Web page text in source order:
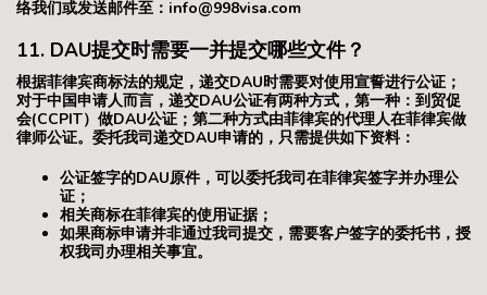
络我们或发送邮件至：info@998visa.com
11. DAU提交时需要一并提交哪些文件？
根据菲律宾商标法的规定，递交DAU时需要对使用宣誓进行公证；
对于中国申请人而言，递交DAU公证有两种方式，第一种：到贸促
会(CCPIT）做DAU公证；第二种方式由菲律宾的代理人在菲律宾做
律师公证。委托我司递交DAU申请的，只需提供如下资料：
公证签字的DAU原件，可以委托我司在菲律宾签字并办理公
证；
相关商标在菲律宾的使用证据；
如果商标申请并非通过我司提交，需要客户签字的委托书，授
权我司办理相关事宜。